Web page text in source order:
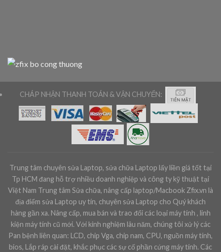
CHÁP NHẬN THANH TOÁN & VẬN CHUYỂN:
Trung tâm chuyên sửa Laptop, sửa chữa Laptop lấy liền giá tốt tại
Tp HCM đang hỗ trợ nhiều doanh nghiệp và công ty kỹ thuật tại
Việt Nam Trung tâm Sửa chữa, nâng cấp laptop/Macbook Zfix.vn là
địa điểm sửa Laptop uy tín, chuyên sửa Laptop cho Quý khách
hàng gần xa. Nâng cấp, mua bán và trao đổi các loại máy tính , linh
kiện máy tính cũ mới. Với kinh nghiệm lâu năm, chúng tôi xử lý các
Pan bệnh liên quan: LCD, chip Vga, chip nam, CPU, nguồn máy tính,
bios, Lắp ráp cài đặt, khắc phục các sự cố phần cứng máy tính. Các